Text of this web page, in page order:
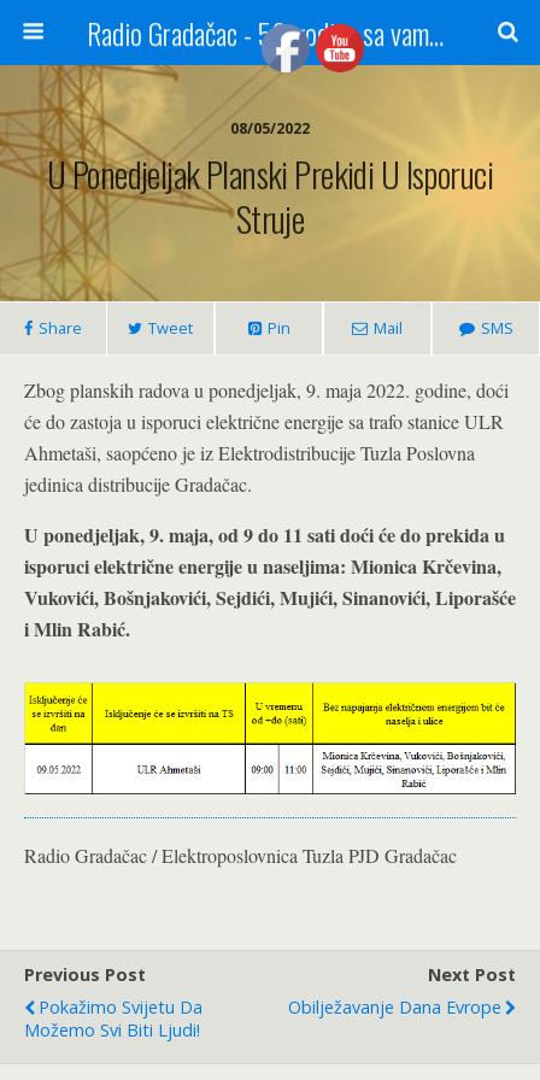
Radio Gradačac - 56 godina sa vama...
08/05/2022
U Ponedjeljak Planski Prekidi U Isporuci
Struje
Share Tweet Pin Mail SMS
Zbog planskih radova u ponedjeljak, 9. maja 2022. godine, doći
će do zastoja u isporuci električne energije sa trafo stanice ULR
Ahmetaši, saopćeno je iz Elektrodistribucije Tuzla Poslovna
jedinica distribucije Gradačac.
U ponedjeljak, 9. maja, od 9 do 11 sati doći će do prekida u
isporuci električne energije u naseljima: Mionica Krčevina,
Vukovići, Bošnjakovići, Sejdići, Mujići, Sinanovići, Liporašće
i Mlin Rabić.
Radio Gradačac / Elektroposlovnica Tuzla PJD Gradačac
Previous Post
Pokažimo Svijetu Da
Možemo Svi Biti Ljudi!
Next Post
Obilježavanje Dana Evrope